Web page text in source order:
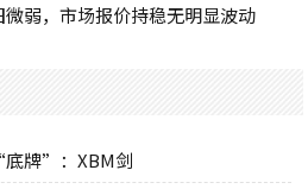
微弱，市场报价持稳无明显波动
底牌”：XBM剑